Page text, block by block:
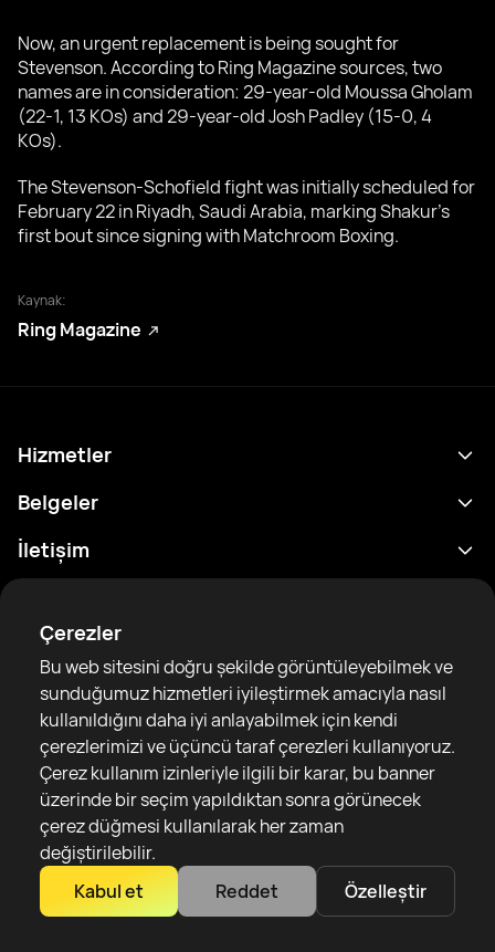
Çerezler
Bu web sitesini doğru şekilde görüntüleyebilmek ve
sunduğumuz hizmetleri iyileştirmek amacıyla nasıl
kullanıldığını daha iyi anlayabilmek için kendi
çerezlerimizi ve üçüncü taraf çerezleri kullanıyoruz.
Çerez kullanım izinleriyle ilgili bir karar, bu banner
üzerinde bir seçim yapıldıktan sonra görünecek
çerez düğmesi kullanılarak her zaman
değiştirilebilir.
Kabul et
Reddet Özelleştir
Now, an urgent replacement is being sought for
Stevenson. According to Ring Magazine sources, two
names are in consideration: 29-year-old Moussa Gholam
(22-1, 13 KOs) and 29-year-old Josh Padley (15-0, 4
KOs).
The Stevenson-Schofield fight was initially scheduled for
February 22 in Riyadh, Saudi Arabia, marking Shakur’s
first bout since signing with Matchroom Boxing.
Kaynak:
Ring Magazine
RTF United service limited
6 Burrows court, Liverpool, United Kingdom
Hizmetler
Program
Sonuçlar
Analitik
Sıralamalar
Haberler
Makaleler
Sparring Finder
Belgeler
Gizlilik Politikası
Kullanım Şartları
Topluluk Rehberleri
İletişim